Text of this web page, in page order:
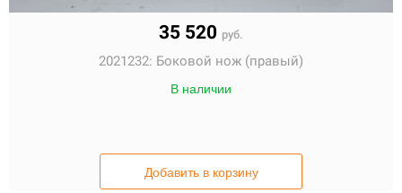
35 520 руб.
2021232: Боковой нож (правый)
В наличии
Добавить в корзину